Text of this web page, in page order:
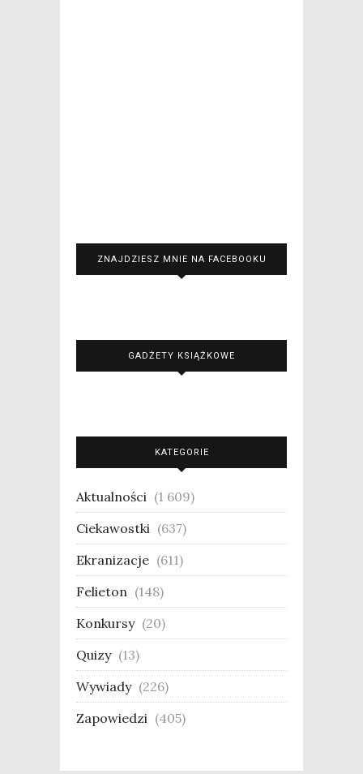
ZNAJDZIESZ MNIE NA FACEBOOKU
GADŻETY KSIĄŻKOWE
KATEGORIE
Aktualności (1 609)
Ciekawostki (637)
Ekranizacje (611)
Felieton (148)
Konkursy (20)
Quizy (13)
Wywiady (226)
Zapowiedzi (405)